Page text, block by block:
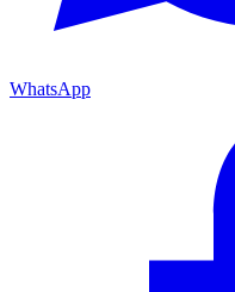
WhatsApp